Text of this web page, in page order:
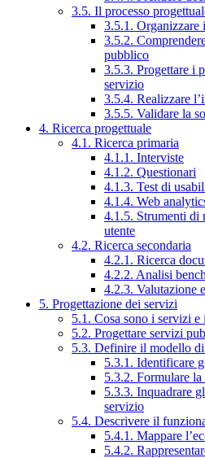
3.5. Il processo
3.5.1. Organizzare
3.5.2.
pubblico
3.5.3. Progettare i
servizio
3.5.4. Realizzare
3.5.5. Validare la
4. Ricerca progettuale
4.1. Ricerca primaria
4.1.1. Interviste
4.1.2. Questionari
4.1.3. Test di
4.1.4. Web
4.1.5. Strumenti di
utente
4.2. Ricerca secondaria
4.2.1. Ricerca
4.2.2. Analisi
4.2.3. Valutazione
5. Progettazione dei servizi
5.1. Cosa sono i servizi e
5.2. Progettare servizi
5.3. Definire il modello
5.3.1. Identificare
5.3.2. Formulare
5.3.3. Inquadrare
servizio
5.4. Descrivere il
5.4.1. Mappare
5.4.2.